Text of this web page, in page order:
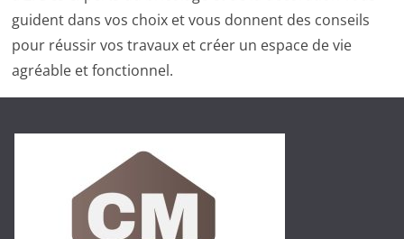
guident dans vos choix et vous donnent des conseils
pour réussir vos travaux et créer un espace de vie
agréable et fonctionnel.